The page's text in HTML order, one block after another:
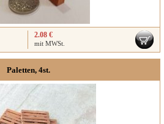
2.08 €
mit MWSt.
Paletten, 4st.